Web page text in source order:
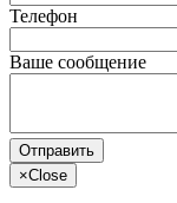
Телефон
Ваше сообщение
Отправить
×Close